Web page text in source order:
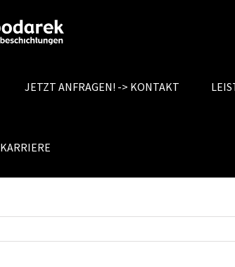
JETZT ANFRAGEN! -> KONTAKT
KARRIERE